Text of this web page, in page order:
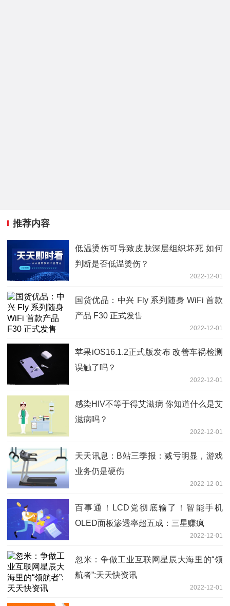
推荐内容
低温烫伤可导致皮肤深层组织坏死 如何
判断是否低温烫伤？
2022-12-01
国货优品：中兴 Fly 系列随身 WiFi 首款
产品 F30 正式发售
2022-12-01
苹果iOS16.1.2正式版发布 改善车祸检测
误触了吗？
2022-12-01
感染HIV不等于得艾滋病 你知道什么是艾
滋病吗？
2022-12-01
天天讯息：B站三季报：减亏明显，游戏
业务仍是硬伤
2022-12-01
百事通！LCD党彻底输了！智能手机
OLED面板渗透率超五成：三星赚疯
2022-12-01
忽米：争做工业互联网星辰大海里的“领
航者”:天天快资讯
2022-12-01